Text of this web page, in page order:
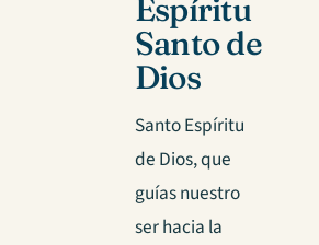
Espíritu
Santo de
Dios
Santo Espíritu
de Dios, que
guías nuestro
ser hacia la